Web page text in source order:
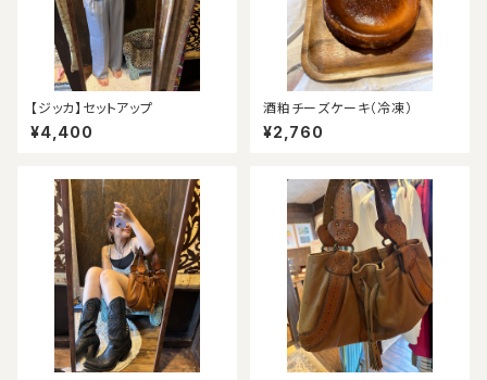
【ジッカ】セットアップ
¥4,400
酒粕チーズケーキ（冷凍）
¥2,760